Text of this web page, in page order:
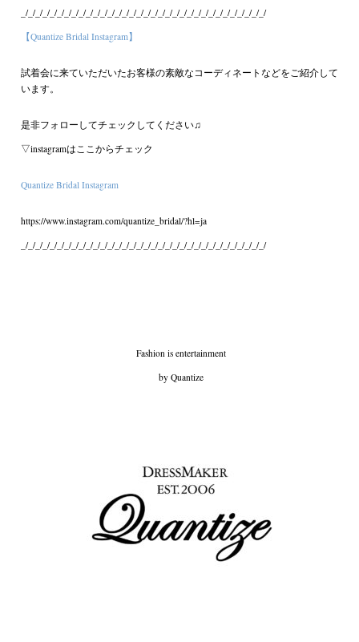
_/_/_/_/_/_/_/_/_/_/_/_/_/_/_/_/_/_/_/_/_/_/_/_/_/_/_/_/_/_/_/_/_/_/
【Quantize Bridal Instagram】
試着会に来ていただいたお客様の素敵なコーディネートなどをご紹介して
います。
是非フォローしてチェックしてください♫
▽instagramはここからチェック
Quantize Bridal Instagram
https://www.instagram.com/quantize_bridal/?hl=ja
_/_/_/_/_/_/_/_/_/_/_/_/_/_/_/_/_/_/_/_/_/_/_/_/_/_/_/_/_/_/_/_/_/_/
Fashion is entertainment
by Quantize